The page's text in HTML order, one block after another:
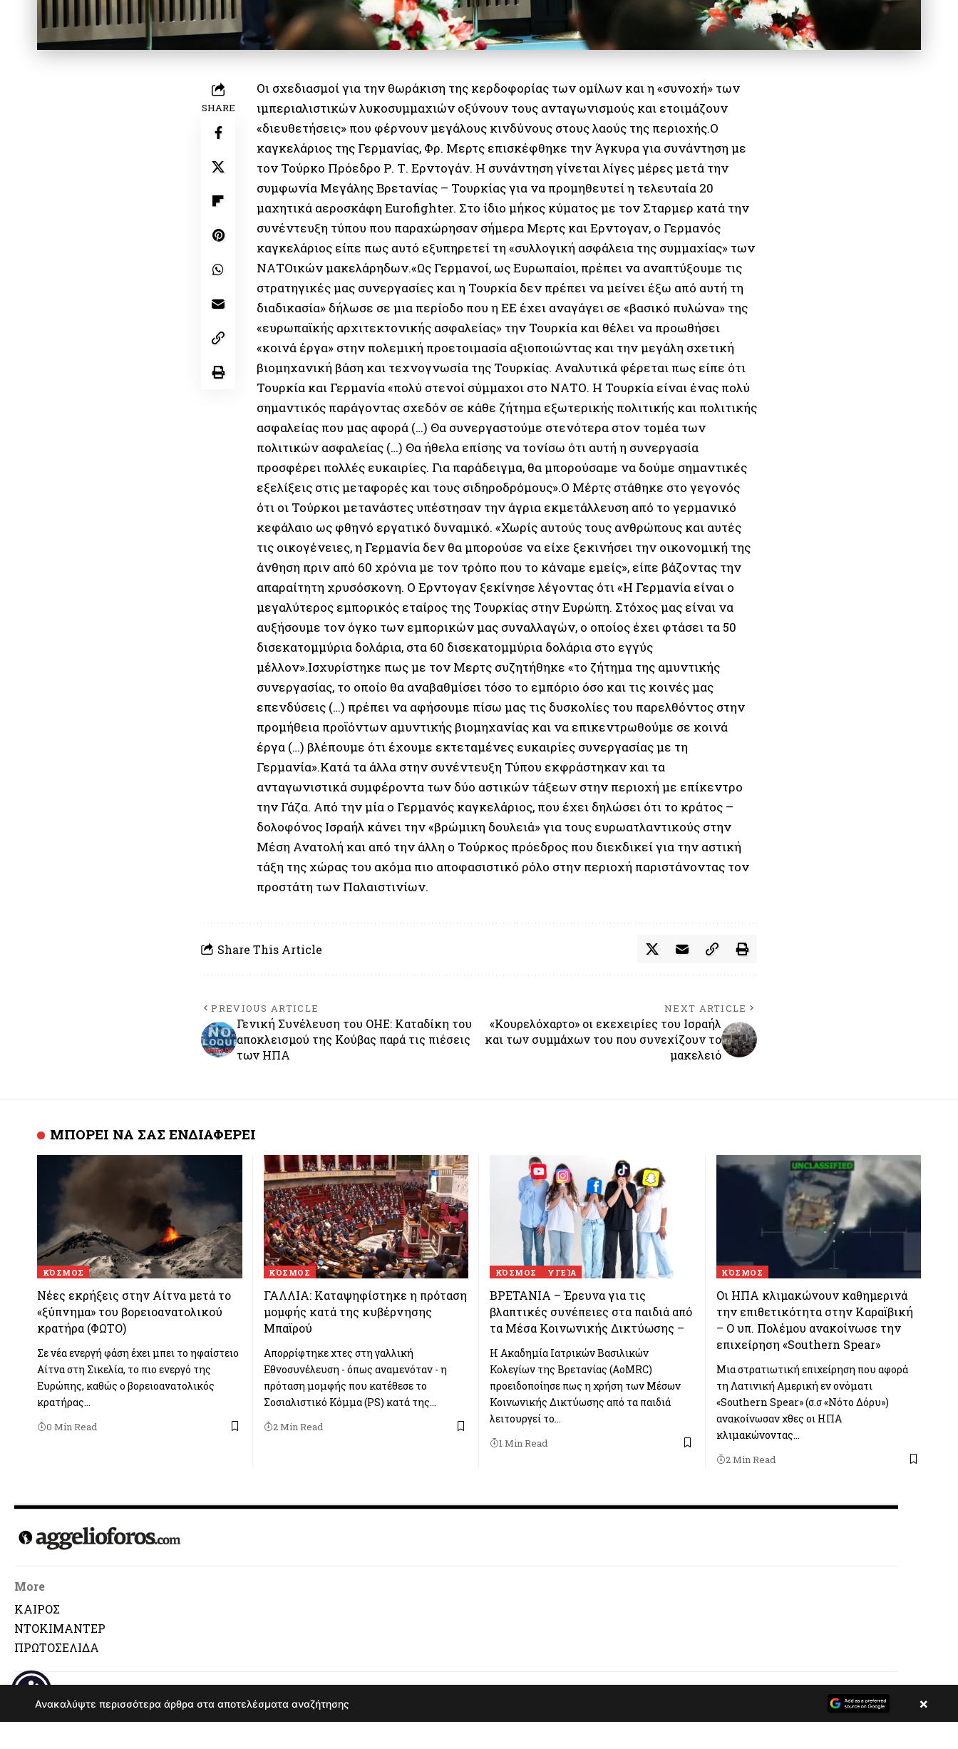
SHARE
Οι σχεδιασμοί για την θωράκιση της κερδοφορίας των ομίλων και η «συνοχή» των
ιμπεριαλιστικών λυκοσυμμαχιών οξύνουν τους ανταγωνισμούς και ετοιμάζουν
«διευθετήσεις» που φέρνουν μεγάλους κινδύνους στους λαούς της περιοχής.Ο
καγκελάριος της Γερμανίας, Φρ. Μερτς επισκέφθηκε την Άγκυρα για συνάντηση με
τον Τούρκο Πρόεδρο Ρ. Τ. Ερντογάν. Η συνάντηση γίνεται λίγες μέρες μετά την
συμφωνία Μεγάλης Βρετανίας – Τουρκίας για να προμηθευτεί η τελευταία 20
μαχητικά αεροσκάφη Eurofighter. Στο ίδιο μήκος κύματος με τον Σταρμερ κατά την
συνέντευξη τύπου που παραχώρησαν σήμερα Μερτς και Ερντογαν, ο Γερμανός
καγκελάριος είπε πως αυτό εξυπηρετεί τη «συλλογική ασφάλεια της συμμαχίας» των
ΝΑΤΟικών μακελάρηδων.«Ως Γερμανοί, ως Ευρωπαίοι, πρέπει να αναπτύξουμε τις
στρατηγικές μας συνεργασίες και η Τουρκία δεν πρέπει να μείνει έξω από αυτή τη
διαδικασία» δήλωσε σε μια περίοδο που η ΕΕ έχει αναγάγει σε «βασικό πυλώνα» της
«ευρωπαϊκής αρχιτεκτονικής ασφαλείας» την Τουρκία και θέλει να προωθήσει
«κοινά έργα» στην πολεμική προετοιμασία αξιοποιώντας και την μεγάλη σχετική
βιομηχανική βάση και τεχνογνωσία της Τουρκίας. Αναλυτικά φέρεται πως είπε ότι
Τουρκία και Γερμανία «πολύ στενοί σύμμαχοι στο ΝΑΤΟ. Η Τουρκία είναι ένας πολύ
σημαντικός παράγοντας σχεδόν σε κάθε ζήτημα εξωτερικής πολιτικής και πολιτικής
ασφαλείας που μας αφορά (…) Θα συνεργαστούμε στενότερα στον τομέα των
πολιτικών ασφαλείας (…) Θα ήθελα επίσης να τονίσω ότι αυτή η συνεργασία
προσφέρει πολλές ευκαιρίες. Για παράδειγμα, θα μπορούσαμε να δούμε σημαντικές
εξελίξεις στις μεταφορές και τους σιδηροδρόμους».Ο Μέρτς στάθηκε στο γεγονός
ότι οι Τούρκοι μετανάστες υπέστησαν την άγρια εκμετάλλευση από το γερμανικό
κεφάλαιο ως φθηνό εργατικό δυναμικό. «Χωρίς αυτούς τους ανθρώπους και αυτές
τις οικογένειες, η Γερμανία δεν θα μπορούσε να είχε ξεκινήσει την οικονομική της
άνθηση πριν από 60 χρόνια με τον τρόπο που το κάναμε εμείς», είπε βάζοντας την
απαραίτητη χρυσόσκονη. Ο Ερντογαν ξεκίνησε λέγοντας ότι «Η Γερμανία είναι ο
μεγαλύτερος εμπορικός εταίρος της Τουρκίας στην Ευρώπη. Στόχος μας είναι να
αυξήσουμε τον όγκο των εμπορικών μας συναλλαγών, ο οποίος έχει φτάσει τα 50
δισεκατομμύρια δολάρια, στα 60 δισεκατομμύρια δολάρια στο εγγύς
μέλλον».Ισχυρίστηκε πως με τον Μερτς συζητήθηκε «το ζήτημα της αμυντικής
συνεργασίας, το οποίο θα αναβαθμίσει τόσο το εμπόριο όσο και τις κοινές μας
επενδύσεις (…) πρέπει να αφήσουμε πίσω μας τις δυσκολίες του παρελθόντος στην
προμήθεια προϊόντων αμυντικής βιομηχανίας και να επικεντρωθούμε σε κοινά
έργα (…) βλέπουμε ότι έχουμε εκτεταμένες ευκαιρίες συνεργασίας με τη
Γερμανία».Κατά τα άλλα στην συνέντευξη Τύπου εκφράστηκαν και τα
ανταγωνιστικά συμφέροντα των δύο αστικών τάξεων στην περιοχή με επίκεντρο
την Γάζα. Από την μία ο Γερμανός καγκελάριος, που έχει δηλώσει ότι το κράτος –
δολοφόνος Ισραήλ κάνει την «βρώμικη δουλειά» για τους ευρωατλαντικούς στην
Μέση Ανατολή και από την άλλη ο Τούρκος πρόεδρος που διεκδικεί για την αστική
τάξη της χώρας του ακόμα πιο αποφασιστικό ρόλο στην περιοχή παριστάνοντας τον
προστάτη των Παλαιστινίων.
Share This Article
PREVIOUS ARTICLE
Γενική Συνέλευση του ΟΗΕ: Καταδίκη του
αποκλεισμού της Κούβας παρά τις πιέσεις
των ΗΠΑ
NEXT ARTICLE
«Κουρελόχαρτο» οι εκεχειρίες του Ισραήλ
και των συμμάχων του που συνεχίζουν το
μακελειό
ΜΠΟΡΕΙ ΝΑ ΣΑΣ ΕΝΔΙΑΦΕΡΕΙ
ΚΌΣΜΟΣ
Νέες εκρήξεις στην Αίτνα μετά το
«ξύπνημα» του βορειοανατολικού
κρατήρα (ΦΩΤΟ)
Σε νέα ενεργή φάση έχει μπει το ηφαίστειο
Αίτνα στη Σικελία, το πιο ενεργό της
Ευρώπης, καθώς ο βορειοανατολικός
κρατήρας…
0 Min Read
ΚΌΣΜΟΣ
ΓΑΛΛΙΑ: Καταψηφίστηκε η πρόταση
μομφής κατά της κυβέρνησης
Μπαϊρού
Απορρίφτηκε χτες στη γαλλική
Εθνοσυνέλευση - όπως αναμενόταν - η
πρόταση μομφής που κατέθεσε το
Σοσιαλιστικό Κόμμα (PS) κατά της…
2 Min Read
ΚΌΣΜΟΣ ΥΓΕΊΑ
ΒΡΕΤΑΝΙΑ – Έρευνα για τις
βλαπτικές συνέπειες στα παιδιά από
τα Μέσα Κοινωνικής Δικτύωσης –
Η Ακαδημία Ιατρικών Βασιλικών
Κολεγίων της Βρετανίας (AoMRC)
προειδοποίησε πως η χρήση των Μέσων
Κοινωνικής Δικτύωσης από τα παιδιά
λειτουργεί το…
1 Min Read
ΚΌΣΜΟΣ
Οι ΗΠΑ κλιμακώνουν καθημερινά
την επιθετικότητα στην Καραϊβική
– Ο υπ. Πολέμου ανακοίνωσε την
επιχείρηση «Southern Spear»
Μια στρατιωτική επιχείρηση που αφορά
τη Λατινική Αμερική εν ονόματι
«Southern Spear» (σ.σ «Νότο Δόρυ»)
ανακοίνωσαν χθες οι ΗΠΑ
κλιμακώνοντας…
2 Min Read
More
ΚΑΙΡΟΣ
ΝΤΟΚΙΜΑΝΤΕΡ
ΠΡΩΤΟΣΕΛΙΔΑ
© Αναδημοσιεύουμε αυτό που πιστεύουμε ότι αξίζει να διαβαστεί..
Ανακαλύψτε περισσότερα άρθρα στα αποτελέσματα αναζήτησης ×